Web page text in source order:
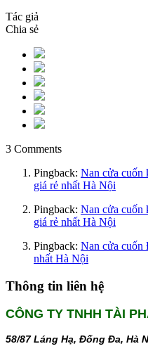
Tác giả
Chia sẻ
3 Comments
Pingback: Nan cửa cuốn
giá rẻ nhất Hà Nội
Pingback: Nan cửa cuốn
giá rẻ nhất Hà Nội
Pingback: Nan cửa cuốn
nhất Hà Nội
Thông tin liên hệ
CÔNG TY TNHH TÀI
58/87 Láng Hạ, Đống Đa, Hà